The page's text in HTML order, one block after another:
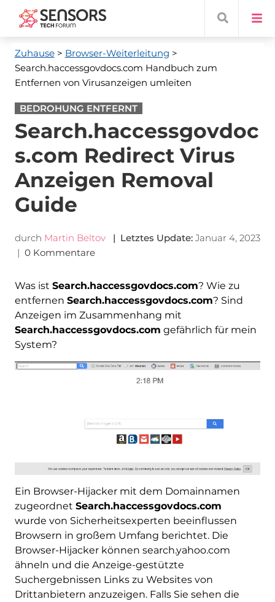
Zuhause> Browser-Weiterleitung >
Search.haccessgovdocs.com Handbuch zum
Entfernen von Virusanzeigen umleiten
BEDROHUNG ENTFERNT
Search.haccessgovdoc
s.com Redirect Virus
Anzeigen Removal
Guide
durch Martin Beltov | Letztes Update: Januar 4, 2023
| 0 Kommentare
Was ist Search.haccessgovdocs.com? Wie zu
entfernen Search.haccessgovdocs.com? Sind
Anzeigen im Zusammenhang mit
Search.haccessgovdocs.com gefährlich für mein
System?
Ein Browser-Hijacker mit dem Domainnamen
zugeordnet Search.haccessgovdocs.com
wurde von Sicherheitsexperten beeinflussen
Browsern in großem Umfang berichtet. Die
Browser-Hijacker können search.yahoo.com
ähneln und die Anzeige-gestützte
Suchergebnissen Links zu Websites von
Drittanbietern anzuzeigen. Falls Sie sehen die